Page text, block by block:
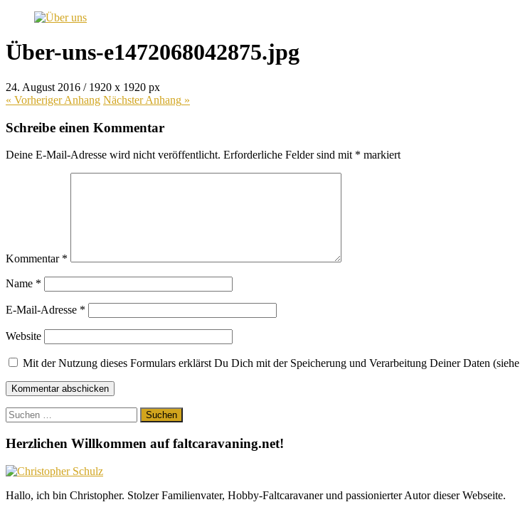
Über-uns-e1472068042875.jpg
24. August 2016 / 1920 x 1920 px
« VorherigerAnhang NächsterAnhang »
Schreibe einen Kommentar
Deine E-Mail-Adresse wird nicht veröffentlicht. Erforderliche Felder sind mit * markiert
Kommentar *
Name *
E-Mail-Adresse *
Website
Mit der Nutzung dieses Formulars erklärst Du Dich mit der Speicherung und Verarbeitung Deiner Daten (siehe
Suchen
nach:
Herzlichen Willkommen auf faltcaravaning.net!
Hallo, ich bin Christopher. Stolzer Familienvater, Hobby-Faltcaravaner und passionierter Autor dieser Webseite.